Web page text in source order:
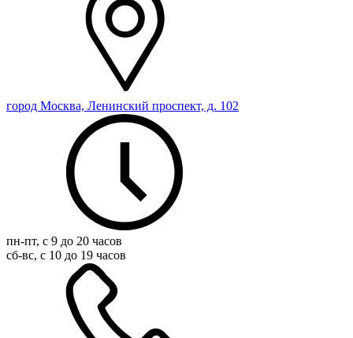
город Москва, Ленинский проспект, д. 102
пн-пт, с 9 до 20 часов
сб-вс, с 10 до 19 часов